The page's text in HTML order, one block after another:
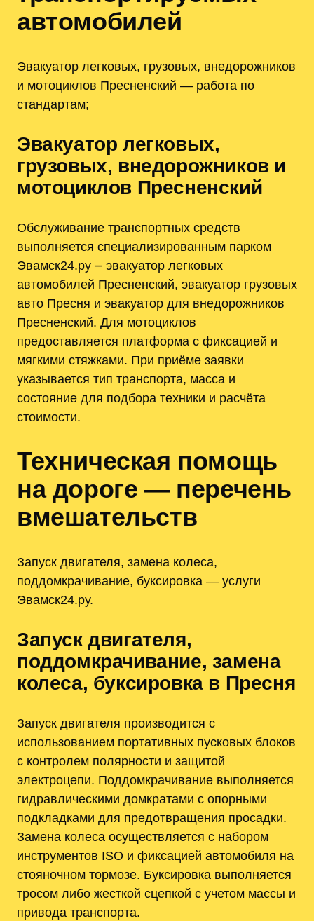
автомобилей
Эвакуатор легковых, грузовых, внедорожников
и мотоциклов Пресненский — работа по
стандартам;
Эвакуатор легковых,
грузовых, внедорожников и
мотоциклов Пресненский
Обслуживание транспортных средств
выполняется специализированным парком
Эвамск24.ру ⎼ эвакуатор легковых
автомобилей Пресненский, эвакуатор грузовых
авто Пресня и эвакуатор для внедорожников
Пресненский. Для мотоциклов
предоставляется платформа с фиксацией и
мягкими стяжками. При приёме заявки
указывается тип транспорта, масса и
состояние для подбора техники и расчёта
стоимости.
Техническая помощь
на дороге — перечень
вмешательств
Запуск двигателя, замена колеса,
поддомкрачивание, буксировка — услуги
Эвамск24.ру.
Запуск двигателя,
поддомкрачивание, замена
колеса, буксировка в Пресня
Запуск двигателя производится с
использованием портативных пусковых блоков
с контролем полярности и защитой
электроцепи. Поддомкрачивание выполняется
гидравлическими домкратами с опорными
подкладками для предотвращения просадки.
Замена колеса осуществляется с набором
инструментов ISO и фиксацией автомобиля на
стояночном тормозе. Буксировка выполняется
тросом либо жесткой сцепкой с учетом массы и
привода транспорта.